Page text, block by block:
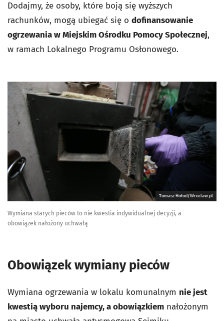
Dodajmy, że osoby, które boją się wyższych
rachunków, mogą ubiegać się o dofinansowanie
ogrzewania w Miejskim Ośrodku Pomocy Społecznej,
w ramach Lokalnego Programu Osłonowego.
Tomasz Hołod/Wroclaw.pl
Wymiana starych pieców to nie kwestia indywidualnej decyzji, a
obowiązek nałożony uchwałą
Obowiązek wymiany pieców
Wymiana ogrzewania w lokalu komunalnym nie jest
kwestią wyboru najemcy, a obowiązkiem nałożonym